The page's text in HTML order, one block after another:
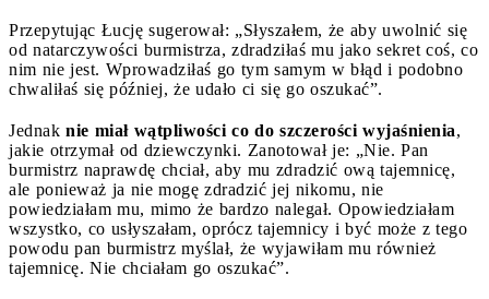
Przepytując Łucję sugerował: „Słyszałem, że aby uwolnić się
od natarczywości burmistrza, zdradziłaś mu jako sekret coś, co
nim nie jest. Wprowadziłaś go tym samym w błąd i podobno
chwaliłaś się później, że udało ci się go oszukać”.
Jednak nie miał wątpliwości co do szczerości wyjaśnienia,
jakie otrzymał od dziewczynki. Zanotował je: „Nie. Pan
burmistrz naprawdę chciał, aby mu zdradzić ową tajemnicę,
ale ponieważ ja nie mogę zdradzić jej nikomu, nie
powiedziałam mu, mimo że bardzo nalegał. Opowiedziałam
wszystko, co usłyszałam, oprócz tajemnicy i być może z tego
powodu pan burmistrz myślał, że wyjawiłam mu również
tajemnicę. Nie chciałam go oszukać”.